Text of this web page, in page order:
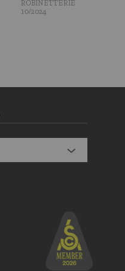
ROBINETTERIE
10/2024